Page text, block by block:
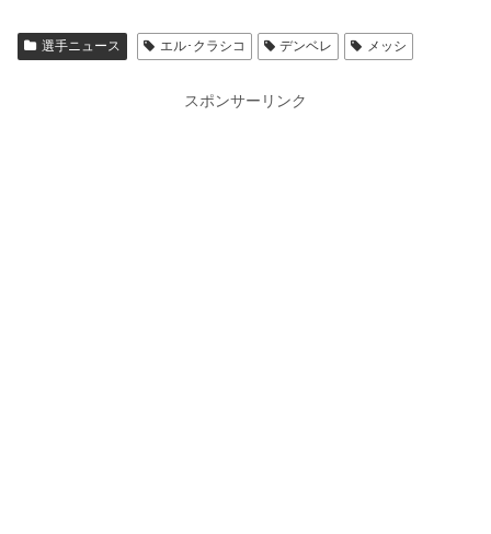
選手ニュース エル･クラシコ デンベレ メッシ
スポンサーリンク